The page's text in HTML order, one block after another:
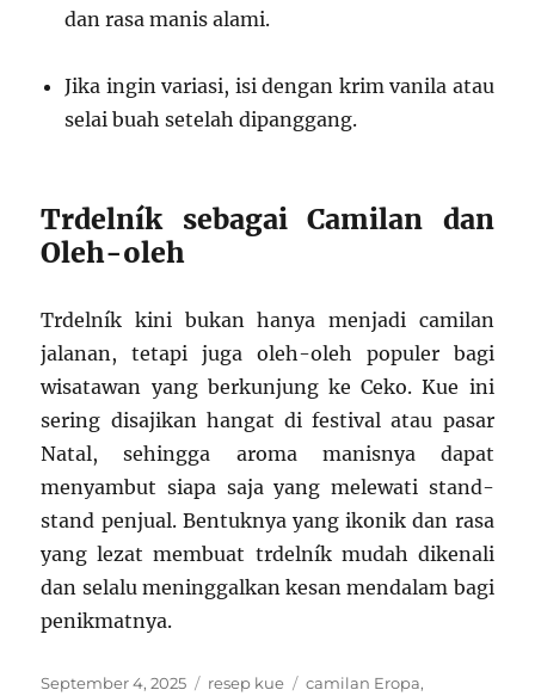
dan rasa manis alami.
Jika ingin variasi, isi dengan krim vanila atau
selai buah setelah dipanggang.
Trdelník sebagai Camilan dan
Oleh-oleh
Trdelník kini bukan hanya menjadi camilan
jalanan, tetapi juga oleh-oleh populer bagi
wisatawan yang berkunjung ke Ceko. Kue ini
sering disajikan hangat di festival atau pasar
Natal, sehingga aroma manisnya dapat
menyambut siapa saja yang melewati stand-
stand penjual. Bentuknya yang ikonik dan rasa
yang lezat membuat trdelník mudah dikenali
dan selalu meninggalkan kesan mendalam bagi
penikmatnya.
Posted
September 4, 2025 Categories
resep kue Tags
camilan Eropa,